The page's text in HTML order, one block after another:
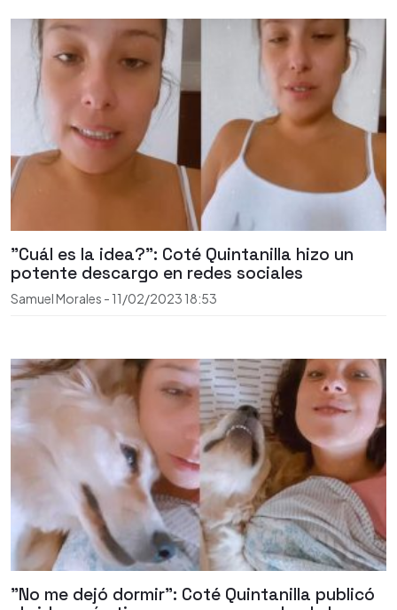
"Cuál es la idea?": Coté Quintanilla hizo un
potente descargo en redes sociales
Samuel Morales - 11/02/2023 18:53
"No me dejó dormir": Coté Quintanilla publicó